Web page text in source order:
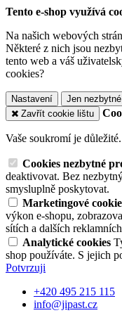
Tento e-shop využívá
Na našich webových
Některé z nich jsou
tento web a váš
cookies?
Nastavení Jen nezbytné
Zavřít cookie lištu
Vaše soukromí je
Cookies nezbytné
deaktivovat. Bez
smysluplně poskytovat.
Marketingové
výkon e-shopu,
sítích a dalších
Analytické cookies
shop používáte. S jejich
Potvrzuji
+420 495 215 115
info@jipast.cz